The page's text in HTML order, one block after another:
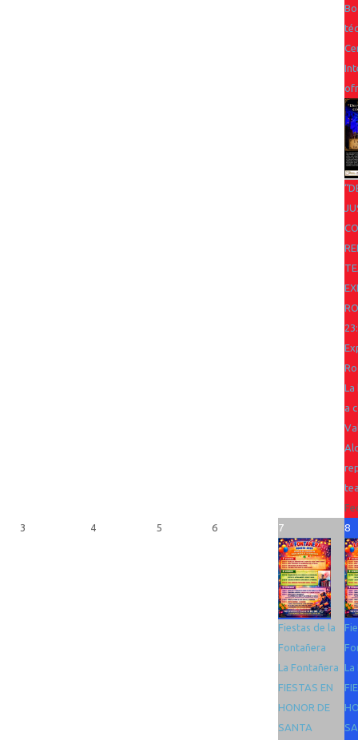
La
a
3
4 5 6 7
Fiestas de la
Fontañera
La Fontañera
FIESTAS EN
HONOR DE
SANTA
8